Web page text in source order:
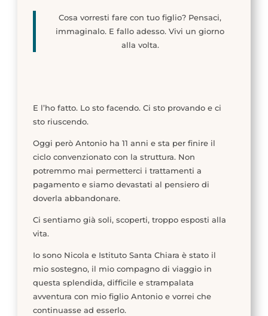
Cosa vorresti fare con tuo figlio? Pensaci,
immaginalo. E fallo adesso. Vivi un giorno
alla volta.
E l’ho fatto. Lo sto facendo. Ci sto provando e ci
sto riuscendo.
Oggi però Antonio ha 11 anni e sta per finire il
ciclo convenzionato con la struttura. Non
potremmo mai permetterci i trattamenti a
pagamento e siamo devastati al pensiero di
doverla abbandonare.
Ci sentiamo già soli, scoperti, troppo esposti alla
vita.
Io sono Nicola e Istituto Santa Chiara è stato il
mio sostegno, il mio compagno di viaggio in
questa splendida, difficile e strampalata
avventura con mio figlio Antonio e vorrei che
continuasse ad esserlo.